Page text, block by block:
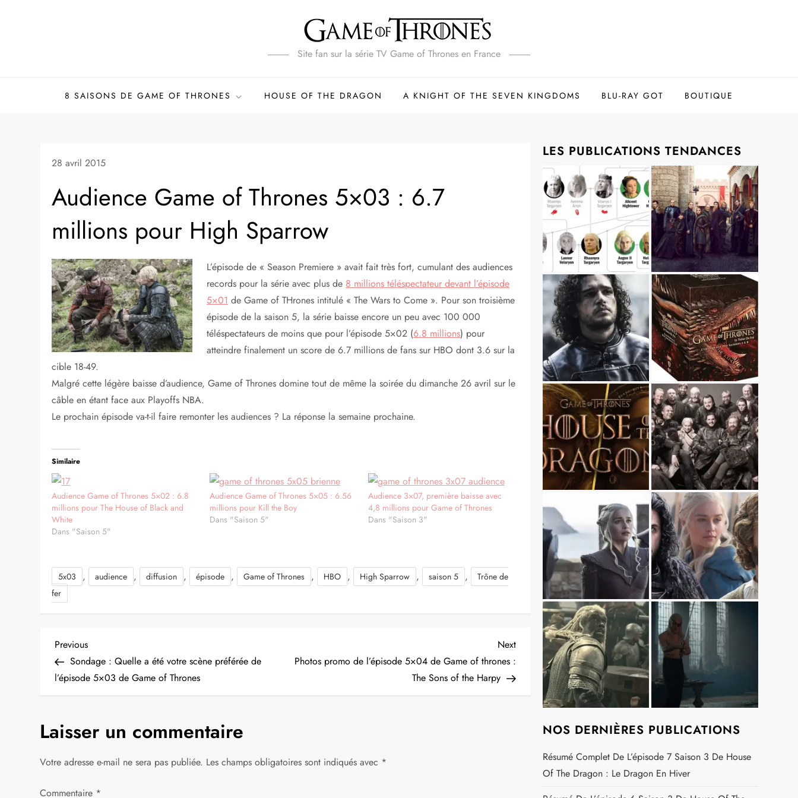
Site fan sur la série TV Game of Thrones en France
8 SAISONS DE GAME OF THRONES HOUSE OF THE DRAGON A KNIGHT OF THE SEVEN KINGDOMS BLU-RAY GOT BOUTIQUE
28 avril 2015
Audience Game of Thrones 5×03 : 6.7
millions pour High Sparrow
L’épisode de « Season Premiere » avait fait très fort, cumulant des audiences
records pour la série avec plus de 8 millions téléspectateur devant l’épisode
5×01 de Game of THrones intitulé « The Wars to Come ». Pour son troisième
épisode de la saison 5, la série baisse encore un peu avec 100 000
téléspectateurs de moins que pour l’épisode 5×02 (6.8 millions) pour
atteindre finalement un score de 6.7 millions de fans sur HBO dont 3.6 sur la
cible 18-49.
Malgré cette légère baisse d’audience, Game of Thrones domine tout de même la soirée du dimanche 26 avril sur le
câble en étant face aux Playoffs NBA.
Le prochain épisode va-t-il faire remonter les audiences ? La réponse la semaine prochaine.
Similaire
Audience Game of Thrones 5×02 : 6.8
millions pour The House of Black and
White
Dans "Saison 5"
Audience Game of Thrones 5×05 : 6.56
millions pour Kill the Boy
Dans "Saison 5"
Audience 3×07, première baisse avec
4,8 millions pour Game of Thrones
Dans "Saison 3"
5x03 , audience , diffusion , épisode , Game of Thrones , HBO , High Sparrow , saison 5 ,
Trône de
fer
N
a
i
g
a
Previous
Post
Previous
Sondage : Quelle a été votre scène préférée de
l’épisode 5×03 de Game of Thrones
Next
Post
Next
Photos promo de l’épisode 5×04 de Game of thrones :
The Sons of the Harpy
Laisser un commentaire
Votre adresse e-mail ne sera pas publiée. Les champs obligatoires sont indiqués avec *
Commentaire *
LES PUBLICATIONS TENDANCES
NOS DERNIÈRES PUBLICATIONS
Résumé Complet De L’épisode 7 Saison 3 De House
Of The Dragon : Le Dragon En Hiver